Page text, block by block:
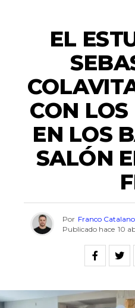
EL
CON
EN LOS
SALÓN
Por Franco Catalano
Publicado hace 10